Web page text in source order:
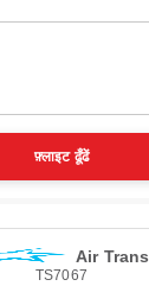
फ़्लाइट ढूँढें
Air
TS7067